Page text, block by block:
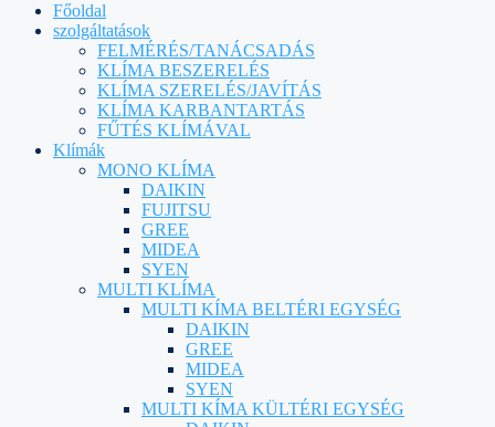
Főoldal
szolgáltatások
FELMÉRÉS/TANÁCSADÁS
KLÍMA BESZERELÉS
KLÍMA SZERELÉS/JAVÍTÁS
KLÍMA KARBANTARTÁS
FŰTÉS KLÍMÁVAL
Klímák
MONO KLÍMA
DAIKIN
FUJITSU
GREE
MIDEA
SYEN
MULTI KLÍMA
MULTI KÍMA BELTÉRI EGYSÉG
DAIKIN
GREE
MIDEA
SYEN
MULTI KÍMA KÜLTÉRI EGYSÉG